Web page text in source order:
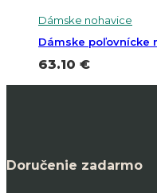
Dámske nohavice
Dámske poľovnícke
63.10 €
Doručenie zadarmo